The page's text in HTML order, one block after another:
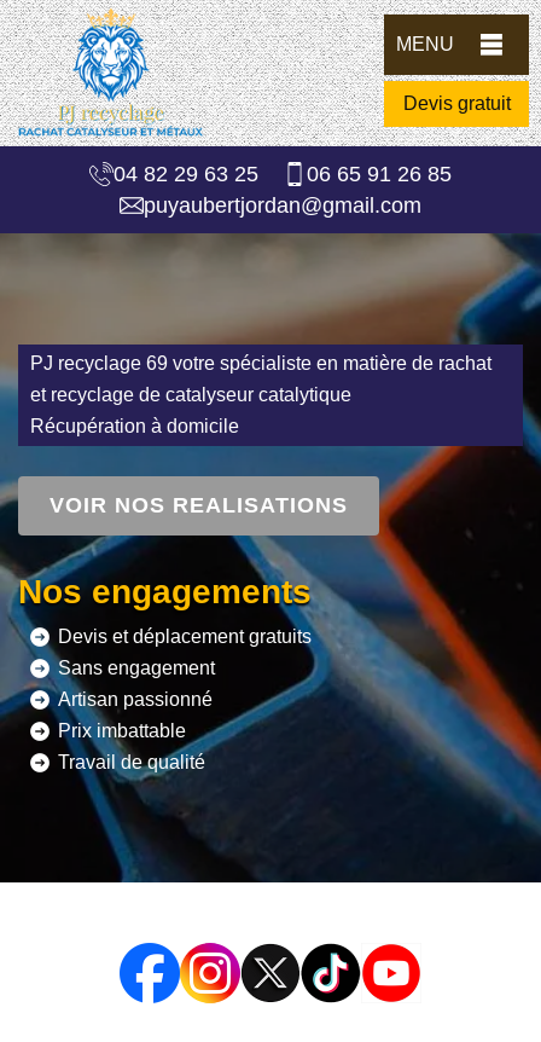
MENU
Devis gratuit
04 82 29 63 25
06 65 91 26 85
puyaubertjordan@gmail.com
PJ recyclage 69 votre spécialiste en matière de rachat
et recyclage de catalyseur catalytique
Récupération à domicile
VOIR NOS REALISATIONS
Nos engagements
Devis et déplacement gratuits
Sans engagement
Artisan passionné
Prix imbattable
Travail de qualité